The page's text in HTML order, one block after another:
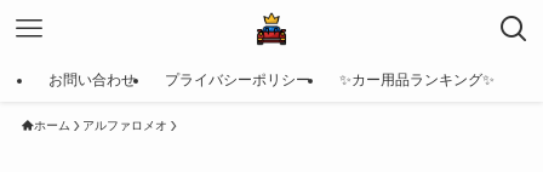
お問い合わせ プライバシーポリシー ✨カー用品ランキング✨
ホーム アルファロメオ